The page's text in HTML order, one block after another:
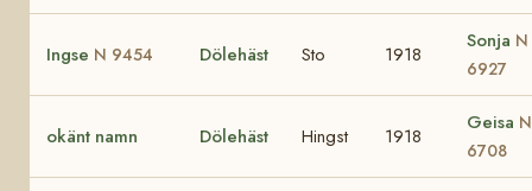
Ingse N 9454 Dölehäst Sto 1918
Sonja N
6927
okänt namn Dölehäst Hingst 1918
Geisa N
6708